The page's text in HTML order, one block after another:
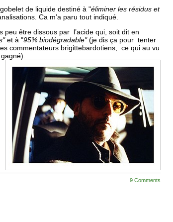
de liquide destiné à "éliminer les résidus et
Ca m’a paru tout indiqué.
peu être dissous par l’acide qui, soit dit en
et à "95% biodégradable"(je dis ça pour tenter
commentateurs brigittebardotiens, ce qui au vu
9 Comments